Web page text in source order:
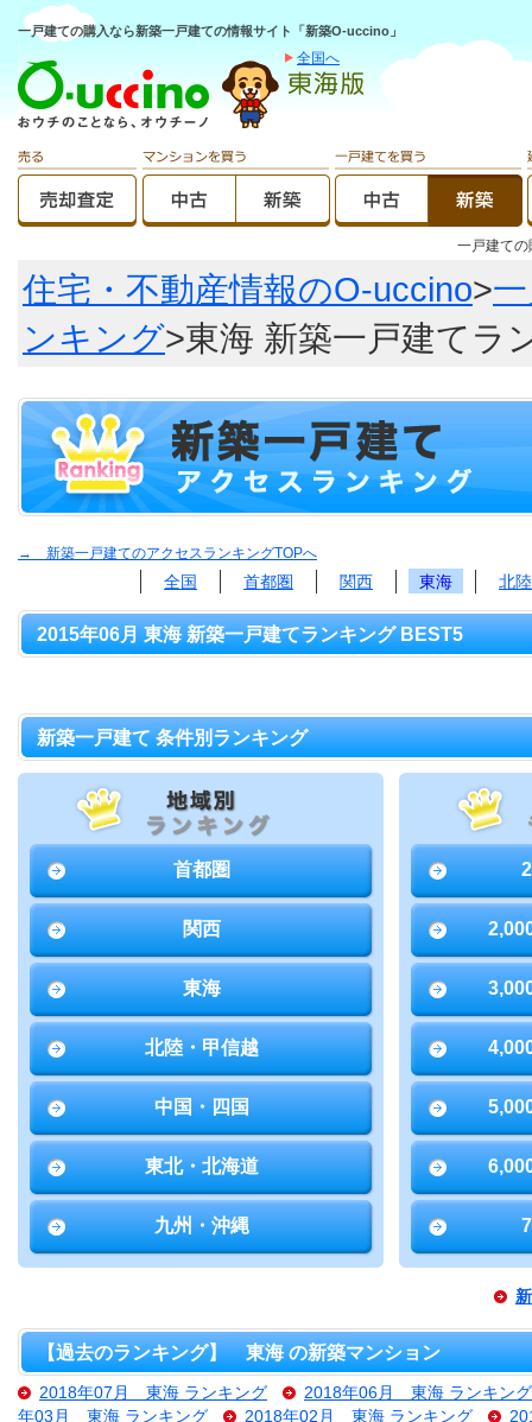
一戸建ての購入なら新築一戸建ての情報サイト「新築O-uccino」
全国へ
一戸建て
住宅・不動産情報のO-uccino>
ンキング>東海 新築一戸建てラ
→ 新築一戸建てのアクセスランキングTOPへ
全国 首都圏 関西 東海 北
2015年06月 東海 新築一戸建てランキング BEST5
新築一戸建て 条件別ランキング
首都圏
関西
東海
北陸・甲信越
中国・四国
東北・北海道
九州・沖縄
【過去のランキング】 東海 の新築マンション
2018年07月 東海 ランキング
2018年06月 東海 ランキング
年03月 東海 ランキング
2018年02月 東海 ランキング